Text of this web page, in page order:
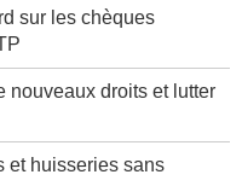
sur les chèques
nouveaux droits et lutter
et huisseries sans